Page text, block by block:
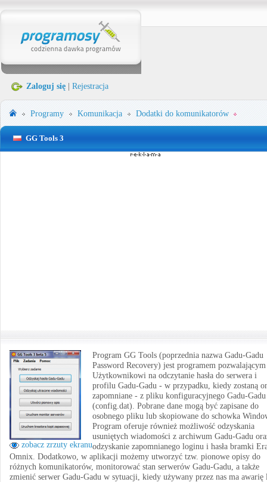
Zaloguj się Rejestracja
Programy Komunikacja Dodatki do komunikatorów
GG Tools 3
zobacz zrzuty ekranu
Program GG Tools (poprzednia nazwa Gadu-Gadu
Password Recovery) jest programem pozwalającym
Użytkownikowi na odczytanie hasła do serwera i
profilu Gadu-Gadu - w przypadku, kiedy zostaną
zapomniane - z pliku konfiguracyjnego Gadu-Gadu
(config.dat). Pobrane dane mogą być zapisane do
osobnego pliku lub skopiowane do schowka
Program oferuje również możliwość odzyskania
usuniętych wiadomości z archiwum Gadu-Gadu
odzyskanie zapomnianego loginu i hasła bramki
Omnix. Dodatkowo, w aplikacji możemy utworzyć tzw. pionowe opisy do
różnych komunikatorów, monitorować stan serwerów Gadu-Gadu, a także
zmienić serwer Gadu-Gadu w sytuacji, kiedy używany przez nas ma awarię